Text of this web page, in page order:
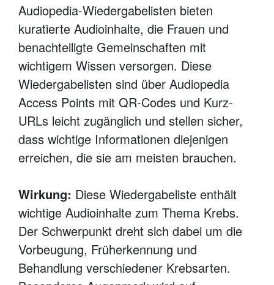
Audiopedia-Wiedergabelisten bieten
kuratierte Audioinhalte, die Frauen und
benachteiligte Gemeinschaften mit
wichtigem Wissen versorgen. Diese
Wiedergabelisten sind über Audiopedia
Access Points mit QR-Codes und Kurz-
URLs leicht zugänglich und stellen sicher,
dass wichtige Informationen diejenigen
erreichen, die sie am meisten brauchen.
Wirkung: Diese Wiedergabeliste enthält
wichtige Audioinhalte zum Thema Krebs.
Der Schwerpunkt dreht sich dabei um die
Vorbeugung, Früherkennung und
Behandlung verschiedener Krebsarten.